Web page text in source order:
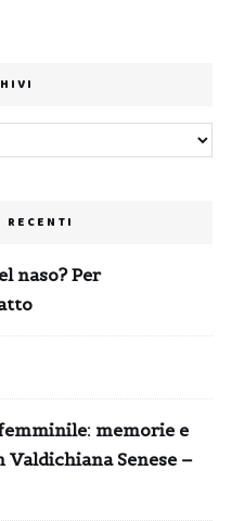
naso? Per
memorie e
Senese –